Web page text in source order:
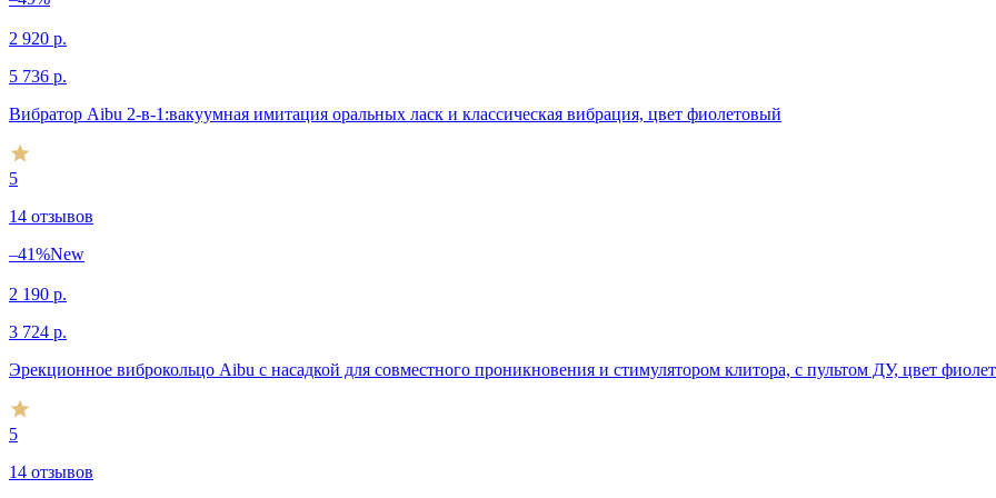
2 920 р.
5 736 р.
Вибратор Aibu 2-в-1:вакуумная имитация оральных ласк и классическая вибрация, цвет фиолетовый
5
14 отзывов
–41%New
2 190 р.
3 724 р.
Эрекционное виброкольцо Aibu с насадкой для совместного проникновения и стимулятором клитора, с пультом ДУ, цвет
5
14 отзывов